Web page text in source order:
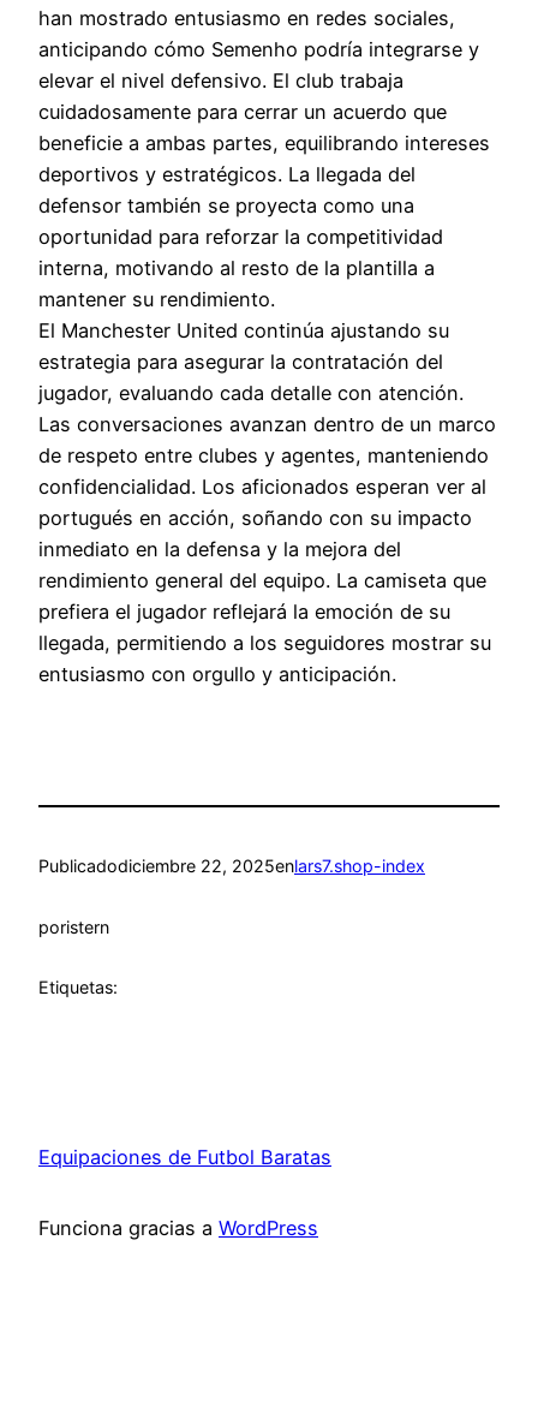
han mostrado entusiasmo en redes sociales,
anticipando cómo Semenho podría integrarse y
elevar el nivel defensivo. El club trabaja
cuidadosamente para cerrar un acuerdo que
beneficie a ambas partes, equilibrando intereses
deportivos y estratégicos. La llegada del
defensor también se proyecta como una
oportunidad para reforzar la competitividad
interna, motivando al resto de la plantilla a
mantener su rendimiento.
El Manchester United continúa ajustando su
estrategia para asegurar la contratación del
jugador, evaluando cada detalle con atención.
Las conversaciones avanzan dentro de un marco
de respeto entre clubes y agentes, manteniendo
confidencialidad. Los aficionados esperan ver al
portugués en acción, soñando con su impacto
inmediato en la defensa y la mejora del
rendimiento general del equipo. La camiseta que
prefiera el jugador reflejará la emoción de su
llegada, permitiendo a los seguidores mostrar su
entusiasmo con orgullo y anticipación.
Publicadodiciembre 22, 2025enlars7.shop-index
poristern
Etiquetas:
Equipaciones de Futbol Baratas
Funciona gracias a WordPress